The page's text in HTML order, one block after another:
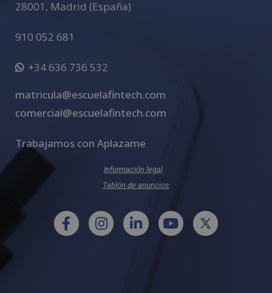
28001 , Madrid (España)
910 052 681
+34 636 736 532
matricula@escuelafintech.com
comercial@escuelafintech.com
Trabajamos con Aplazame
Información legal
Tablón de anuncios